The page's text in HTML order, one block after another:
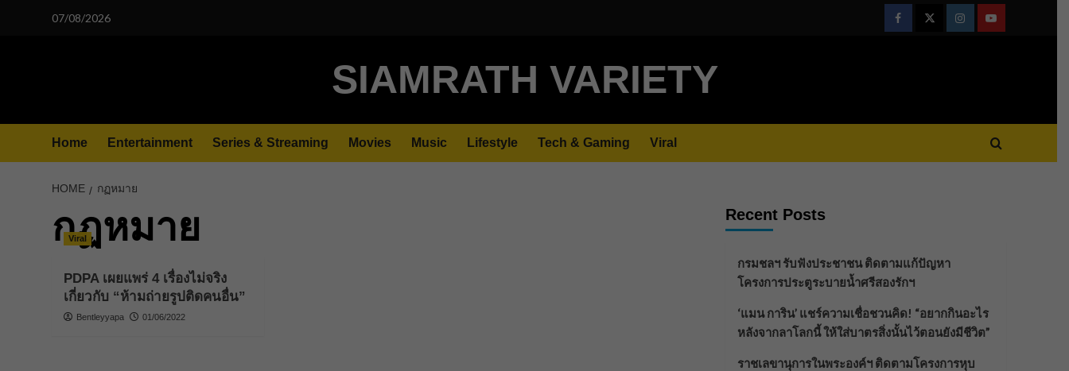
07/08/2026
FacebookTwitterInstagramYoutube
SIAMRATH VARIETY
Home Entertainment Series & Streaming Movies Music Lifestyle Tech & Gaming Viral
HOME กฏหมาย
กฏหมาย
Viral
PDPA เผยแพร่ 4 เรื่องไม่จริง
เกี่ยวกับ “ห้ามถ่ายรูปติดคนอื่น”
Bentleyyapa 01/06/2022
Recent Posts
กรมชลฯ รับฟังประชาชน ติดตามแก้ปัญหา
โครงการประตูระบายน้ำศรีสองรักฯ
‘แมน การิน’ แชร์ความเชื่อชวนคิด! “อยากกินอะไร
หลังจากลาโลกนี้ ให้ใส่บาตรสิ่งนั้นไว้ตอนยังมีชีวิต”
ราชเลขานุการในพระองค์ฯ ติดตามโครงการหุบ